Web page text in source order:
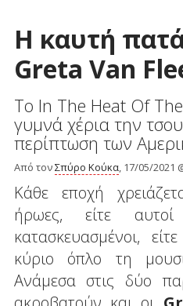
Η καυτή
Greta Van
Το In The Heat Of
γυμνά χέρια την
περίπτωση των
Από τονΣπύρο Κούκα, 17/05/2021
Κάθε εποχή
ήρωες, είτε
κατασκευασμένοι,
κύριο όπλο τη
Ανάμεσα στις δύο